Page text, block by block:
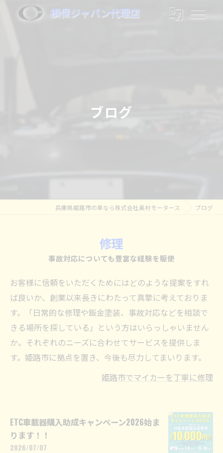
損保ジャパン代理店
ブログ
兵庫県姫路市の車なら株式会社奥村モータース ブログ
修理
事故対応についても豊富な経験を駆使
お客様に信頼をいただくためにはどのような提案をすれ
ば良いか、創業以来長きにわたって真摯に考えておりま
す。「日常的な修理や鈑金塗装、事故対応などを相談で
きる場所を探している」という方はいらっしゃいません
か。それぞれのニーズに合わせてサービスを提供しま
す。姫路市に拠点を置き、今後も尽力してまいります。
姫路市でマイカーを丁寧に修理
ETC車載器購入助成キャンペーン2026始ま
ります！！
2026/07/07